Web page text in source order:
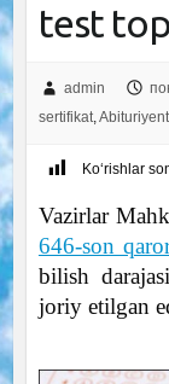
test
admin
sertifikat,
Ko‘rishlar
Vazirlar
646-son
bilish
joriy etilgan